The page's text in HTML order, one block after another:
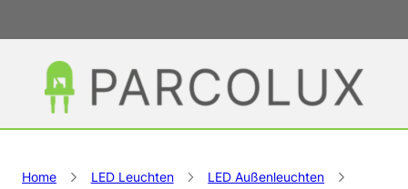
Home LED Leuchten
LED Außenleuchten